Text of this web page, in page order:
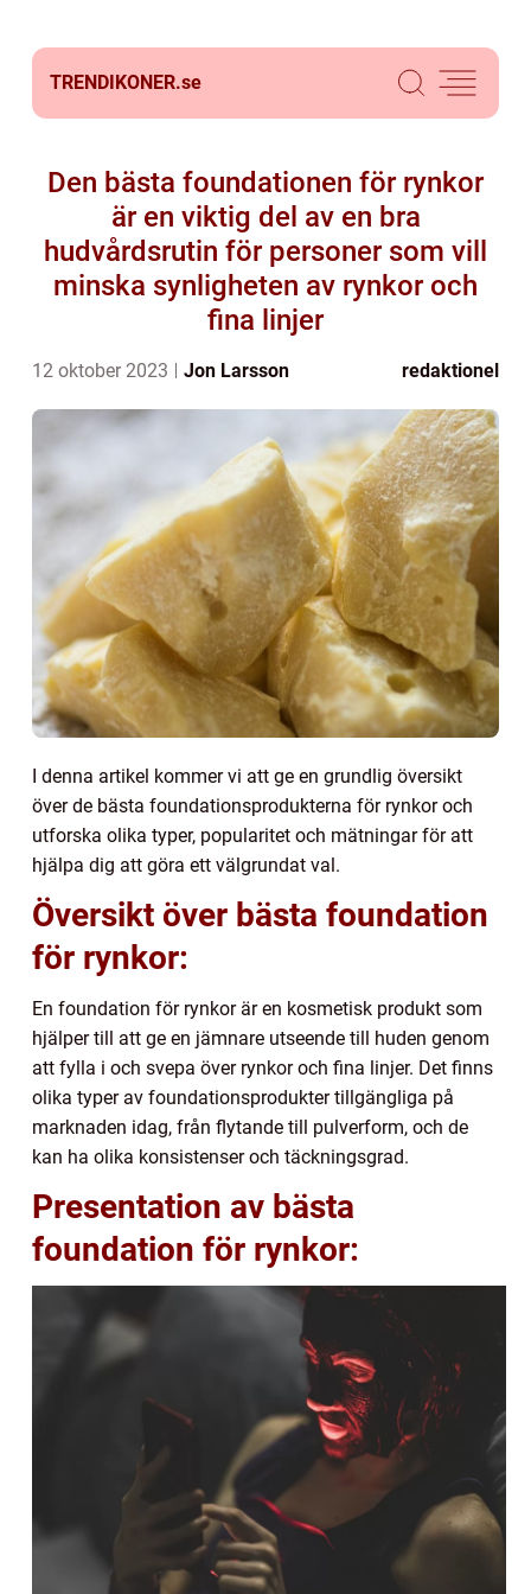
TRENDIKONER.se
Den bästa foundationen för rynkor
är en viktig del av en bra
hudvårdsrutin för personer som vill
minska synligheten av rynkor och
fina linjer
12 oktober 2023 Jon Larsson redaktionel
I denna artikel kommer vi att ge en grundlig översikt
över de bästa foundationsprodukterna för rynkor och
utforska olika typer, popularitet och mätningar för att
hjälpa dig att göra ett välgrundat val.
Översikt över bästa foundation
för rynkor:
En foundation för rynkor är en kosmetisk produkt som
hjälper till att ge en jämnare utseende till huden genom
att fylla i och svepa över rynkor och fina linjer. Det finns
olika typer av foundationsprodukter tillgängliga på
marknaden idag, från flytande till pulverform, och de
kan ha olika konsistenser och täckningsgrad.
Presentation av bästa
foundation för rynkor: